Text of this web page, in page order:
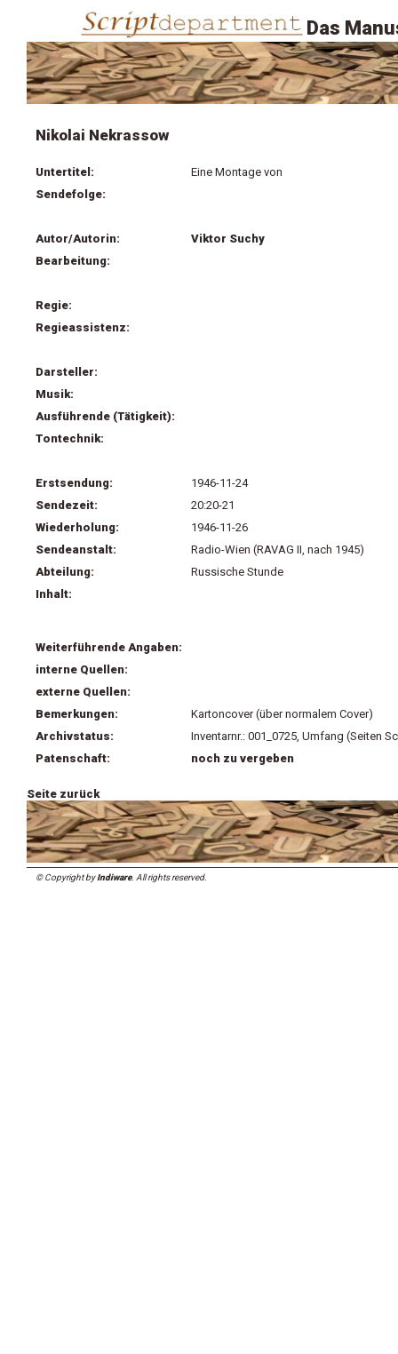
Das
Nikolai Nekrassow
Untertitel:
Eine Montage von
Sendefolge:
Autor/Autorin:
Viktor Suchy
Bearbeitung:
Regie:
Regieassistenz:
Darsteller:
Musik:
Ausführende (Tätigkeit):
Tontechnik:
Erstsendung:
1946-11-24
Sendezeit:
20:20-21
Wiederholung:
1946-11-26
Sendeanstalt:
Radio-Wien (RAVAG II, nach 1945)
Abteilung:
Russische Stunde
Inhalt:
Weiterführende Angaben:
interne Quellen:
externe Quellen:
Bemerkungen:
Kartoncover (über normalem Cover)
Archivstatus:
Inventarnr.: 001_0725, Umfang (Seiten
Patenschaft:
noch zu vergeben
Seite zurück
© Copyright byIndiware. All rights reserved.